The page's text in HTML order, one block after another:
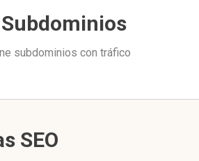
subdominios con tráfico
SEO